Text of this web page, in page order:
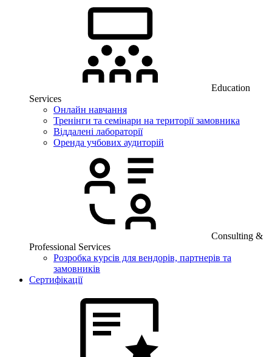
Education
Services
Онлайн навчання
Тренінги та семінари на території замовника
Віддалені лабораторії
Оренда учбових аудиторій
Consulting &
Professional Services
Розробка курсів для вендорів, партнерів та
замовників
Сертифікації